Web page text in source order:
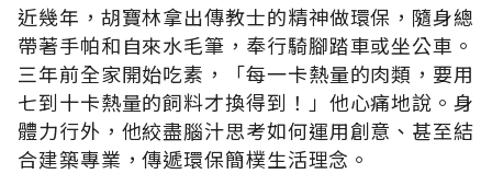
近幾年，胡寶林拿出傳教士的精神做環保，隨身總
帶著手帕和自來水毛筆，奉行騎腳踏車或坐公車。
三年前全家開始吃素，「每一卡熱量的肉類，要用
七到十卡熱量的飼料才換得到！」他心痛地說。身
體力行外，他絞盡腦汁思考如何運用創意、甚至結
合建築專業，傳遞環保簡樸生活理念。